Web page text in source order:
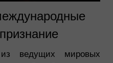
ведущих мировых